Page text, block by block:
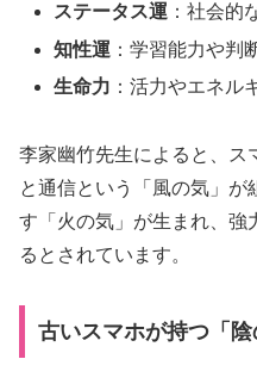
ステータス運 ：社会的
知性運 ：学習能力や判
生命力 ：活力やエネル
李家幽竹先生によると、ス
と通信という「風の気」が
す「火の気」が生まれ、強
るとされています。
古いスマホが持つ「